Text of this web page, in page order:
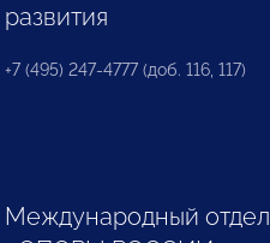
развития
+7 (495) 247-4777 (доб. 116, 117)
Международный отдел